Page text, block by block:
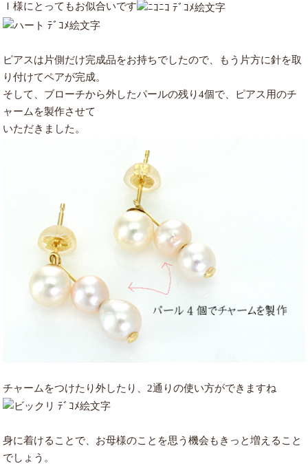
Ｉ様にとってもお似合いです
ピアスは片側だけ完成品をお持ちでしたので、もう片方に針を取
り付けてペアが完成。
そして、ブローチから外したパールの残り4個で、ピアス用のチ
ャームを製作させて
いただきました。
チャームをつけたり外したり、2通りの使い方ができますね
身に着けることで、お母様のことを思う機会もきっと増えること
でしょう。